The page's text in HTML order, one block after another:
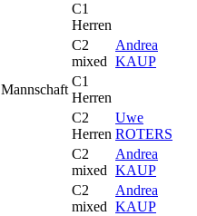
C1
Herren
C2
mixed
Andrea
KAUP
Mannschaft
C1
Herren
C2
Herren
Uwe
ROTERS
C2
mixed
Andrea
KAUP
C2
mixed
Andrea
KAUP